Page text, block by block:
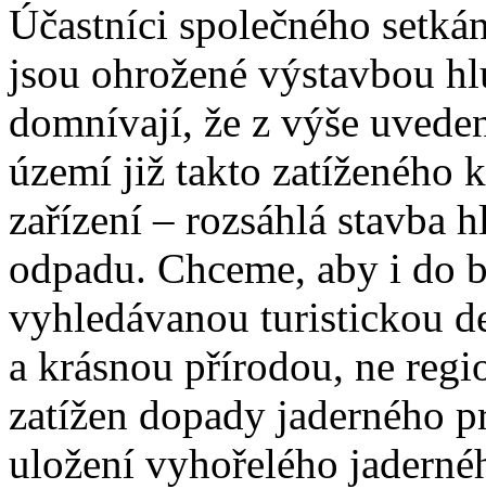
Účastníci společného
jsou ohrožené výstavbou
domnívají, že z výše
území již takto zatíženého
zařízení – rozsáhlá stavba
odpadu. Chceme, aby i do
vyhledávanou turistickou
a krásnou přírodou, ne
zatížen dopady jaderného
uložení vyhořelého